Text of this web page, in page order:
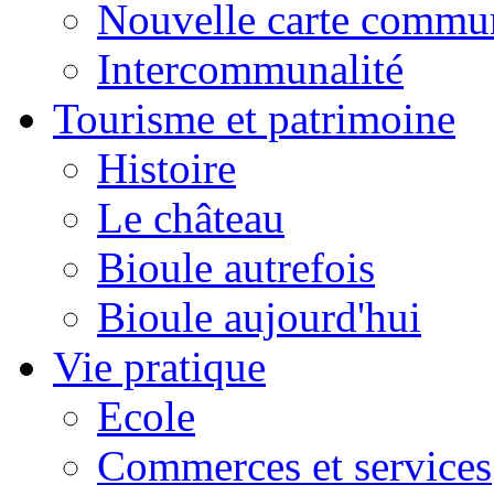
Nouvelle carte
Intercommunalité
Tourisme et patrimoine
Histoire
Le château
Bioule autrefois
Bioule aujourd'hui
Vie pratique
Ecole
Commerces et services